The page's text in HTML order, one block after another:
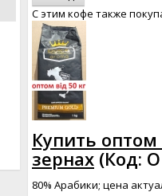
С этим кофе также
Купить
зернах (Код:
80% Арабики; цена